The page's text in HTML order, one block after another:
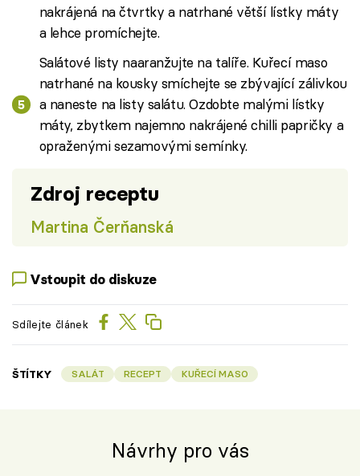
nakrájená na čtvrtky a natrhané větší lístky máty
a lehce promíchejte.
Salátové listy naaranžujte na talíře. Kuřecí maso
natrhané na kousky smíchejte se zbývající zálivkou
a naneste na listy salátu. Ozdobte malými lístky
máty, zbytkem najemno nakrájené chilli papričky a
opraženými sezamovými semínky.
Zdroj receptu
Martina Čerňanská
Vstoupit do diskuze
Sdílejte článek
ŠTÍTKY SALÁT RECEPT KUŘECÍ MASO
Návrhy pro vás